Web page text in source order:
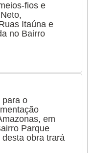
fios e
Itaúna e
no Bairro
para o
em
Parque
obra trará